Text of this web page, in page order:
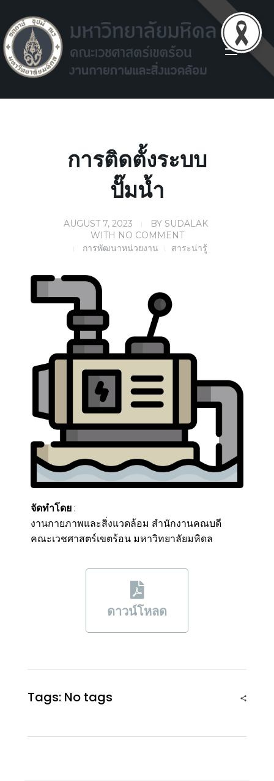
การติดตั้งระบบ
ปั๊มน้ำ
AUGUST 7, 2023 BY SUDALAK
WITH NO COMMENT
การพัฒนาหน่วยงาน
สาระน่ารู้
จัดทำโดย :
งานกายภาพและสิ่งแวดล้อม สำนักงานคณบดี
คณะเวชศาสตร์เขตร้อน มหาวิทยาลัยมหิดล
ดาวน์โหลด
Tags: No tags